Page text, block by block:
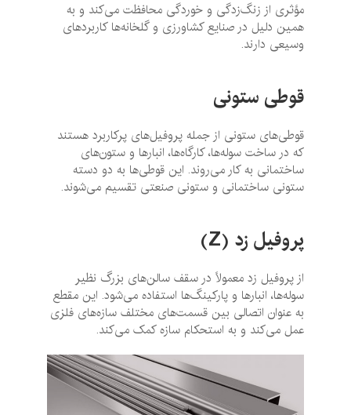
مؤثری از زنگ‌زدگی و خوردگی محافظت می‌کند و به
همین دلیل در صنایع کشاورزی و گلخانه‌ها کاربردهای
وسیعی دارند.
قوطی ستونی
قوطی‌های ستونی از جمله پروفیل‌های پرکاربرد هستند
که در ساخت سوله‌ها، کارگاه‌ها، انبارها و ستون‌های
ساختمانی به کار می‌روند. این قوطی‌ها به دو دسته
ستونی ساختمانی و ستونی صنعتی تقسیم می‌شوند.
پروفیل زد(Z)
از پروفیل زد معمولاً در سقف سالن‌های بزرگ نظیر
سوله‌ها، انبارها و پارکینگ‌ها استفاده می‌شود. این مقطع
به عنوان اتصالی بین قسمت‌های مختلف سازه‌های فلزی
عمل می‌کند و به استحکام سازه کمک می‌کند.